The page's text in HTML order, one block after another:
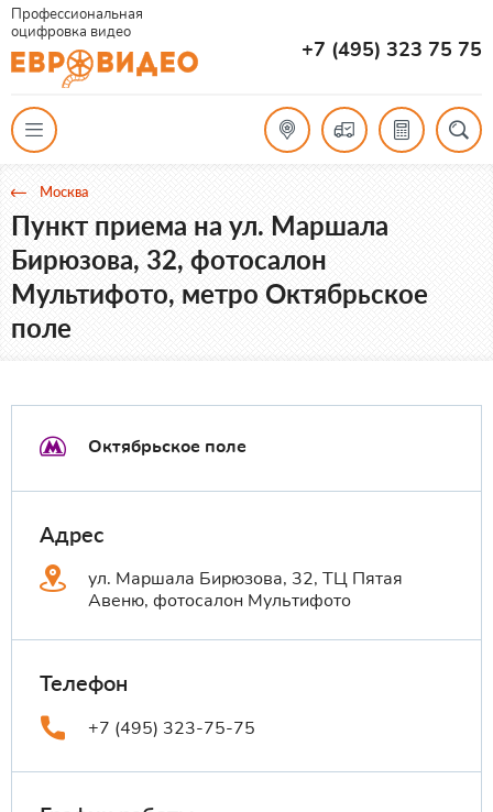
Профессиональная
оцифровка видео
+7 (495) 323 75 75
Москва
Пункт приема на ул. Маршала
Бирюзова, 32, фотосалон
Мультифото, метро Октябрьское
поле
Октябрьское поле
Адрес
ул. Маршала Бирюзова, 32, ТЦ Пятая
Авеню, фотосалон Мультифото
Телефон
+7 (495) 323-75-75